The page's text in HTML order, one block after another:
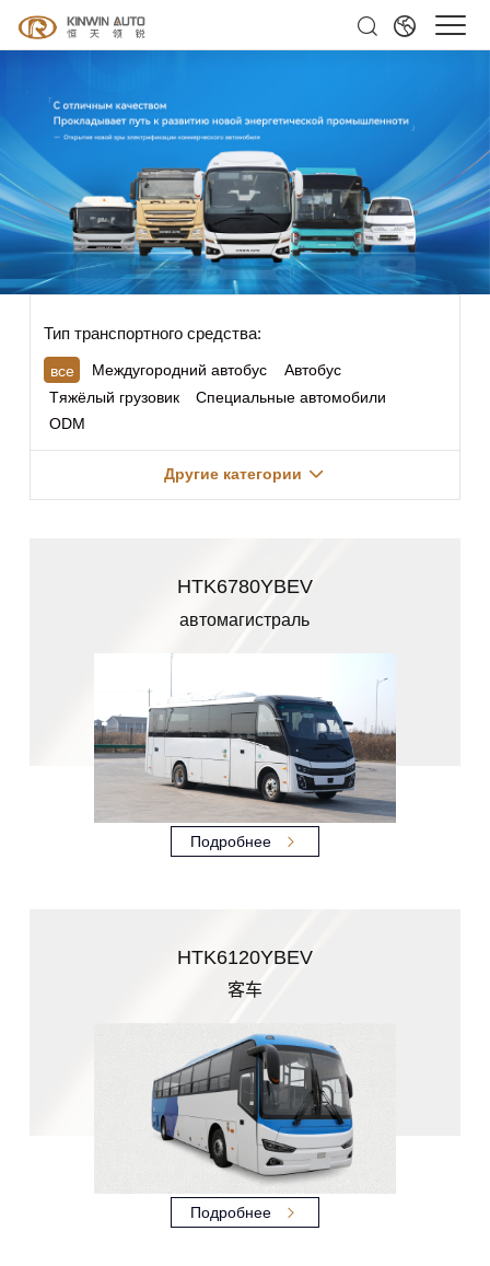
Тип транспортного средства:
все Междугородний автобус
Автобус
Tяжёлый грузовик
Специальные автомобили
ODM
Другие категории
HTK6780YBEV
автомагистраль
Подробнее
HTK6120YBEV
客车
Подробнее